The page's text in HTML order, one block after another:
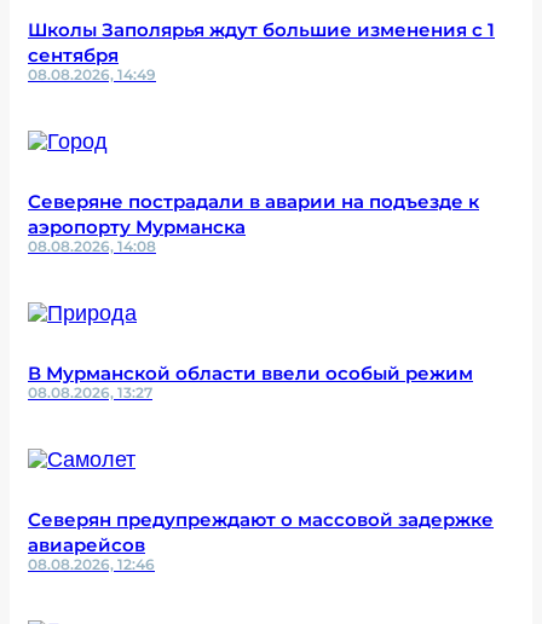
Школы Заполярья ждут большие изменения с 1
сентября
08.08.2026, 14:49
Северяне пострадали в аварии на подъезде к
аэропорту Мурманска
08.08.2026, 14:08
В Мурманской области ввели особый режим
08.08.2026, 13:27
Северян предупреждают о массовой задержке
авиарейсов
08.08.2026, 12:46